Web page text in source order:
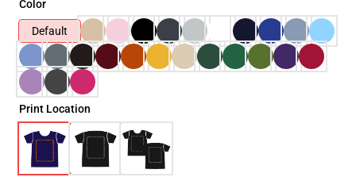
Color
Default
Print Location